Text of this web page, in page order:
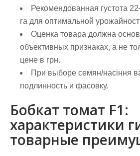
Рекомендованная густота
га для оптимальной
Оценка товара должна
объективных признаках, а не
цене в грн.
При выборе семян/насіння
подлинность и фасовку.
Бобкат томат F1:
характеристики
товарные